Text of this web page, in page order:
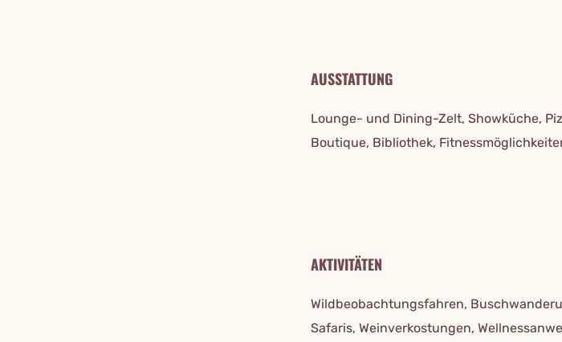
AUSSTATTUNG
Lounge- und Dining-Zelt, Showküche,
Boutique, Bibliothek,
AKTIVITÄTEN
Wildbeobachtungsfahren,
Safaris, Weinverkostungen,